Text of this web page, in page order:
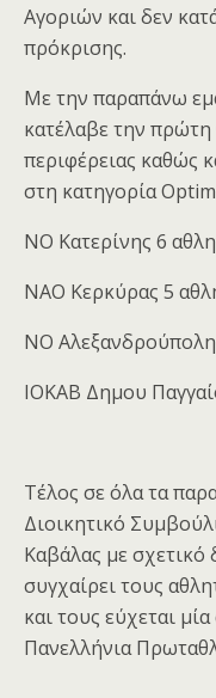
Αγοριών και δεν
πρόκρισης.
Με την παραπάνω
κατέλαβε την
περιφέρειας καθώς
στη κατηγορία
ΝΟ Κατερίνης 6
ΝΑΟ Κερκύρας 5
ΝΟ
ΙΟΚΑΒ Δημου
Τέλος σε όλα τα
Διοικητικό
Καβάλας με σχετικό
συγχαίρει τους
και τους εύχεται
Πανελλήνια